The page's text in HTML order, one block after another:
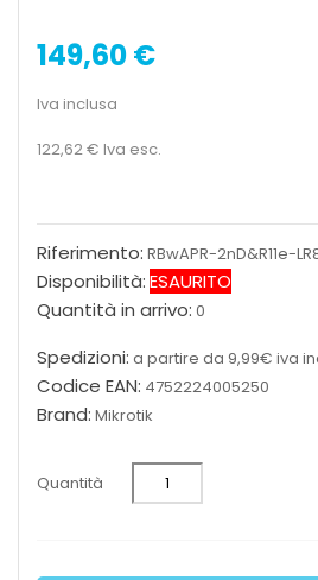
149,60 €
Iva inclusa
122,62 € Iva esc.
Riferimento: RBwAPR-2nD&R11e-
Disponibilità:ESAURITO
Quantità in arrivo: 0
Spedizioni: a partire da 9,99€ iva
Codice EAN: 4752224005250
Brand: Mikrotik
Quantità